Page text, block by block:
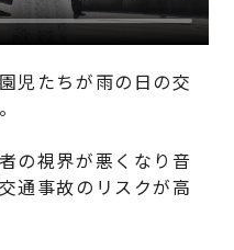
児たちが雨の日の交
の視界が悪くなり音
通事故のリスクが高